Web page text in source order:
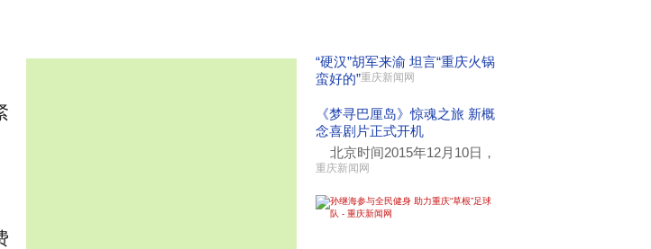
“硬汉”胡军来渝 坦言“重庆火锅
蛮好的”重庆新闻网
《梦寻巴厘岛》惊魂之旅 新概
念喜剧片正式开机
北京时间2015年12月10日，
重庆新闻网